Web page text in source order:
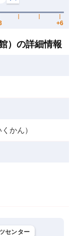
）の詳細情報
かん）
センター